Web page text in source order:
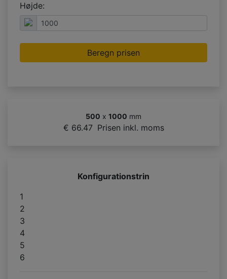
Højde:
Beregn prisen
500 x 1000 mm
€ 66.47 Prisen inkl. moms
Konfigurationstrin
1
2
3
4
5
6